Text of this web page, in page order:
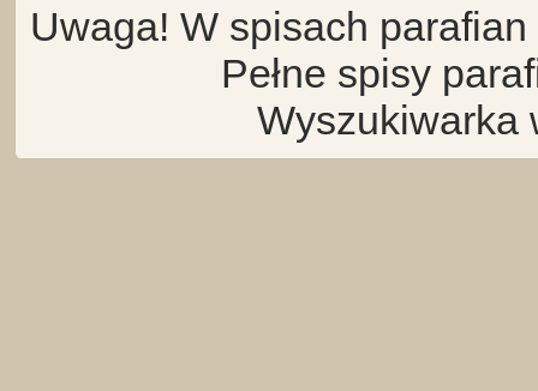
Uwaga! W spisach
Pełne spisy
Wyszukiwarka